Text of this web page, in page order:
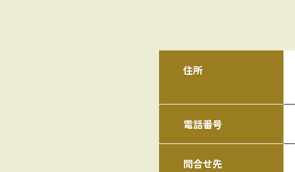
住所
電話番号
問合せ先